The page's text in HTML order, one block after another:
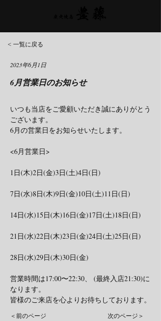
< 一覧に戻る
2023年6月1日
6月営業日のお知らせ
いつも当店をご愛顧いただき誠にありがとう
ございます。
6月の営業日をお知らせいたします。
<6月営業日>
1日(木)2日(金)3日(土)4日(日)
7日(水)8日(木)9日(金)10日(土)11日(日)
14日(水)15日(木)16日(金)17日(土)18日(日)
21日(水)22日(木)23日(金)24日(土)25日(日)
28日(水)29日(木)30日(金)
営業時間は17:00〜22:30、 (最終入店21:30)に
なります。
皆様のご来店を心よりお待ちしております。
＜前のページ 次のページ＞